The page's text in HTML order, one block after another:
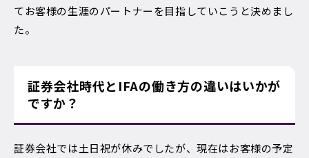
てお客様の生涯のパートナーを目指していこうと決めまし
た。
証券会社時代とIFAの働き方の違いはいかが
ですか？
証券会社では土日祝が休みでしたが、現在はお客様の予定